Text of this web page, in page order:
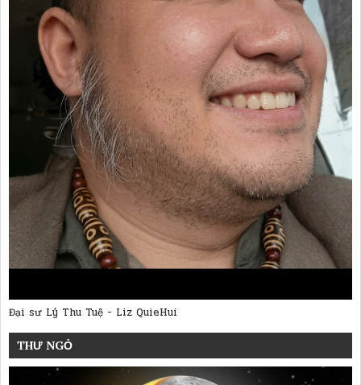
Đại sư Lý Thu Tuệ - Liz QuieHui
THƯ NGỎ